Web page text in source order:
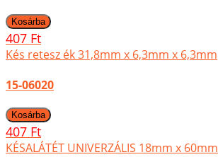
407 Ft
Kés retesz ék 31,8mm x 6,3mm x 6,3mm
15-06020
407 Ft
KÉSALÁTÉT UNIVERZÁLIS 18mm x 60mm